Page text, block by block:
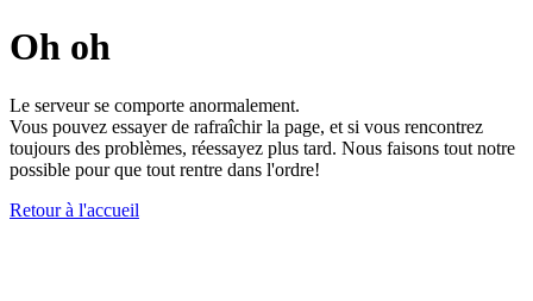
Oh oh
Le serveur se comporte anormalement.
Vous pouvez essayer de rafraîchir la page, et si vous rencontrez
toujours des problèmes, réessayez plus tard. Nous faisons tout notre
possible pour que tout rentre dans l'ordre!
Retour à l'accueil